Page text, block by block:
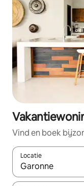
Vind en boek
Locatie
Wanneer er